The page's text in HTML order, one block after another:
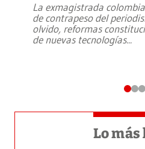
La exmagistrada
de contrapeso del
olvido, reformas
de nuevas tecnologías...
Lo más